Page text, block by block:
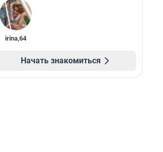
irina,64
Начать знакомиться